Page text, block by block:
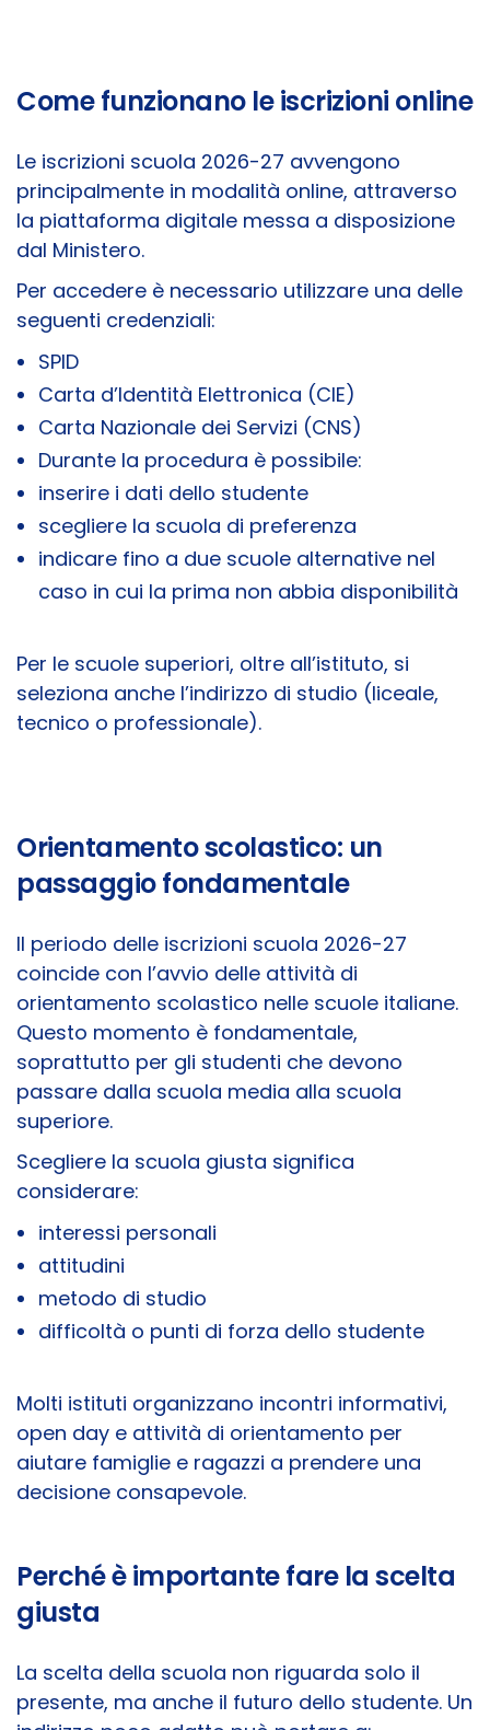
Come funzionano le iscrizioni online
Le iscrizioni scuola 2026-27 avvengono
principalmente in modalità online, attraverso
la piattaforma digitale messa a disposizione
dal Ministero.
Per accedere è necessario utilizzare una delle
seguenti credenziali:
SPID
Carta d’Identità Elettronica (CIE)
Carta Nazionale dei Servizi (CNS)
Durante la procedura è possibile:
inserire i dati dello studente
scegliere la scuola di preferenza
indicare fino a due scuole alternative nel
caso in cui la prima non abbia disponibilità
Per le scuole superiori, oltre all’istituto, si
seleziona anche l’indirizzo di studio (liceale,
tecnico o professionale).
Orientamento scolastico: un
passaggio fondamentale
Il periodo delle iscrizioni scuola 2026-27
coincide con l’avvio delle attività di
orientamento scolastico nelle scuole italiane.
Questo momento è fondamentale,
soprattutto per gli studenti che devono
passare dalla scuola media alla scuola
superiore.
Scegliere la scuola giusta significa
considerare:
interessi personali
attitudini
metodo di studio
difficoltà o punti di forza dello studente
Molti istituti organizzano incontri informativi,
open day e attività di orientamento per
aiutare famiglie e ragazzi a prendere una
decisione consapevole.
Perché è importante fare la scelta
giusta
La scelta della scuola non riguarda solo il
presente, ma anche il futuro dello studente. Un